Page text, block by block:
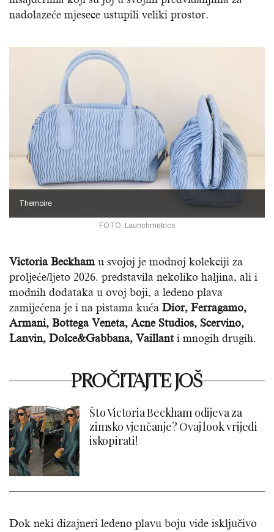
nadolazeće mjesece ustupili veliki prostor.
FOTO: Launchmetrics
Themoire
Victoria Beckhamu svojoj je modnoj kolekciji za
proljeće/ljeto 2026. predstavila nekoliko haljina, ali i
modnih dodataka u ovoj boji, a ledeno plava
zamijećena je i na pistama kuća Dior, Ferragamo,
Armani, Bottega Veneta, Acne Studios, Scervino,
Lanvin, Dolce&Gabbana, Vaillanti mnogih drugih.
PROČITAJTE JOŠ
Što Victoria Beckham odijeva za
zimsko vjenčanje? Ovaj look vrijedi
iskopirati!
Dok neki dizajneri ledeno plavu boju vide isključivo